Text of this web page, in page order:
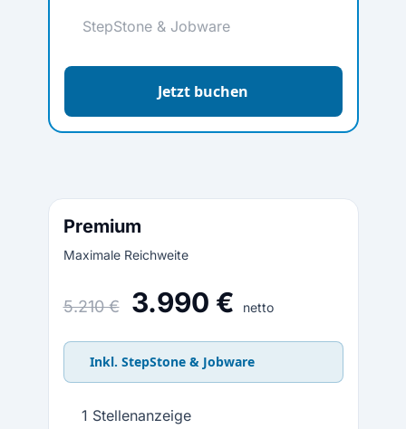
StepStone & Jobware
Jetzt buchen
Premium
Maximale Reichweite
5.210 € 3.990 € netto
Inkl. StepStone & Jobware
1 Stellenanzeige